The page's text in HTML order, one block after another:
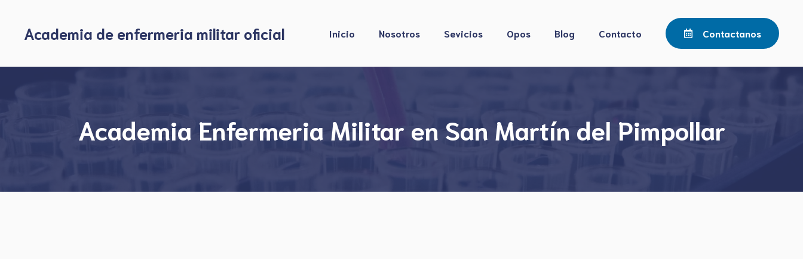
contentAcademia de enfermeria militar oficial Inicio Nosotros Sevicios Opos Blog Contacto Contactanos
Academia Enfermeria Militar en San Martín del Pimpollar